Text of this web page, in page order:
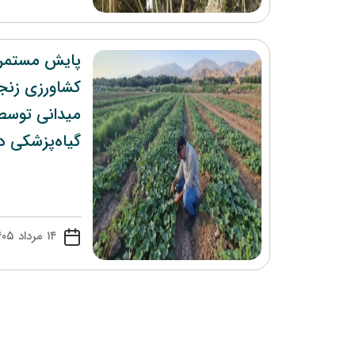
پایش
میدانی
گیاه‌پزشکی در ۴ ماه نخست
۱۴ مرداد ۱۴۰۵